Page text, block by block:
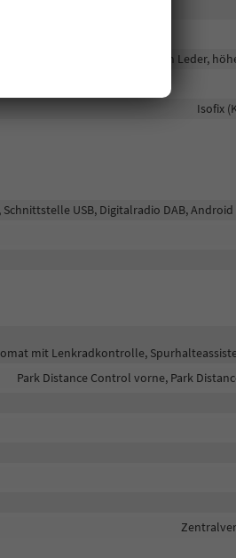
in Leder,
Isofix
Schnittstelle USB, Digitalradio DAB,
mit Lenkradkontrolle,
Park Distance Control vorne, Park